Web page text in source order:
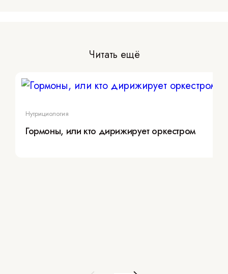
Читать ещё
Нутрициология
Гормоны, или кто дирижирует оркестром